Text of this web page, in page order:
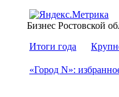
Бизнес Ростовской
Итоги года
«Город N»: